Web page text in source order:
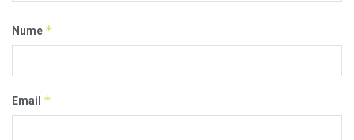
Nume *
Email *